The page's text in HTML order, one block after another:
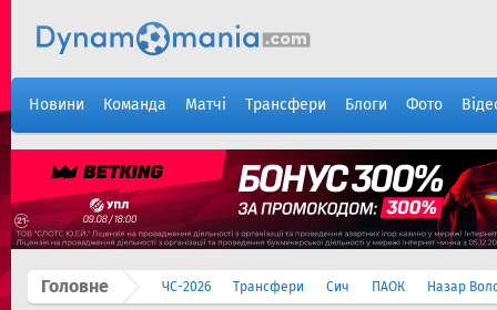
Новини Команда Матчі Трансфери Блоги Фото
Головне ЧС-2026 Трансфери Сич ПАОК Назар